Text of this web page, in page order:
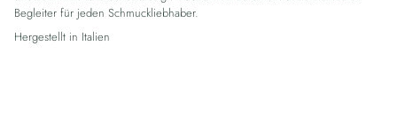
Begleiter für jeden Schmuckliebhaber.
Hergestellt in Italien